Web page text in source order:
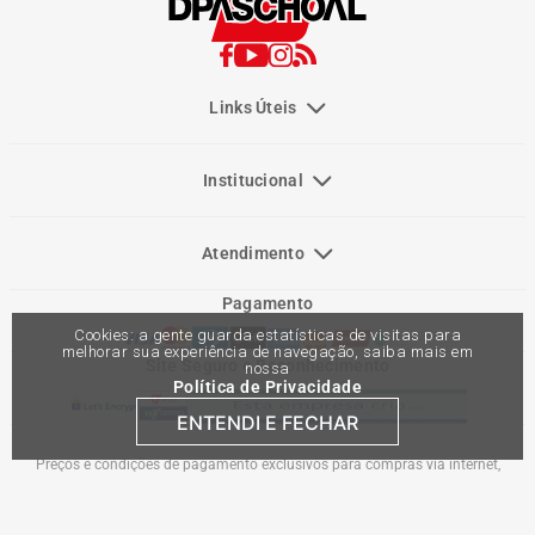
Cookies: a gente guarda estatísticas de visitas para
melhorar sua experiência de navegação, saiba mais em
nossa
Política de Privacidade
ENTENDI E FECHAR
Links Úteis
Institucional
Atendimento
Pagamento
Site Seguro e Reconhecimento
Preços e condições de pagamento exclusivos para compras via internet,